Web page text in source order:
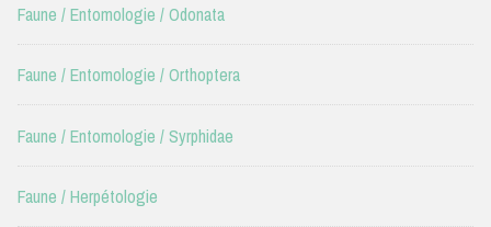
Faune / Entomologie / Odonata
Faune / Entomologie / Orthoptera
Faune / Entomologie / Syrphidae
Faune / Herpétologie